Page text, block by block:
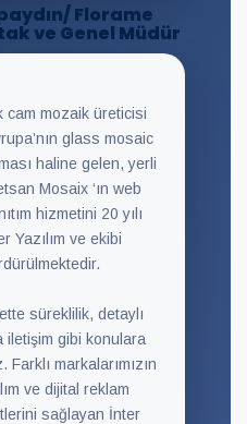
Florame
ve Genel Müdür
cam mozaik üreticisi
glass mosaic
haline gelen, yerli
Mosaix ‘ın web
hizmetini 20 yılı
Yazılım ve ekibi
süreklilik, detaylı
iletişim gibi konulara
markalarımızın
ve dijital reklam
sağlayan İnter